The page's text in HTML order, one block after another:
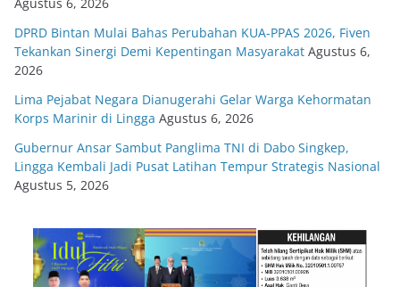
DPRD Bintan Mulai Bahas Perubahan KUA-PPAS 2026, Fiven
Tekankan Sinergi Demi Kepentingan Masyarakat Agustus 6,
2026
Lima Pejabat Negara Dianugerahi Gelar Warga Kehormatan
Korps Marinir di Lingga Agustus 6, 2026
Gubernur Ansar Sambut Panglima TNI di Dabo Singkep,
Lingga Kembali Jadi Pusat Latihan Tempur Strategis Nasional
Agustus 5, 2026